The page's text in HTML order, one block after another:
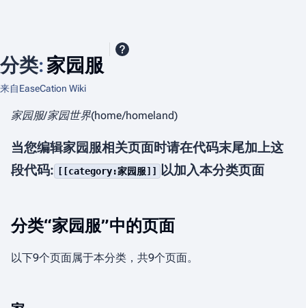
分类:家园服
来自EaseCation Wiki
家园服/家园世界(home/homeland)
当您编辑家园服相关页面时请在代码末尾加上这
段代码:
[[category:家园服]] 以加入本分类页面
分类“家园服”中的页面
以下9个页面属于本分类，共9个页面。